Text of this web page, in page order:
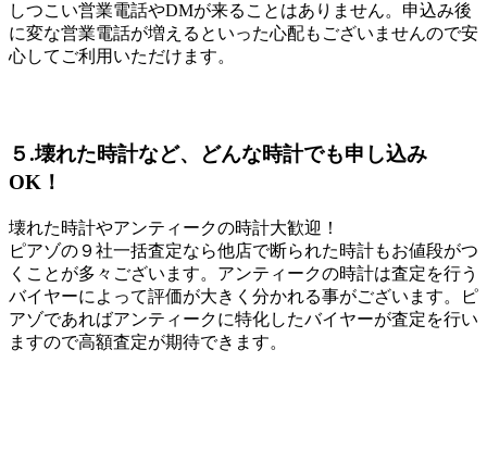
しつこい営業電話やDMが来ることはありません。申込み後
に変な営業電話が増えるといった心配もございませんので安
心してご利用いただけます。
５.壊れた時計など、どんな時計でも申し込み
OK！
壊れた時計やアンティークの時計大歓迎！
ピアゾの９社一括査定なら他店で断られた時計もお値段がつ
くことが多々ございます。アンティークの時計は査定を行う
バイヤーによって評価が大きく分かれる事がございます。ピ
アゾであればアンティークに特化したバイヤーが査定を行い
ますので高額査定が期待できます。